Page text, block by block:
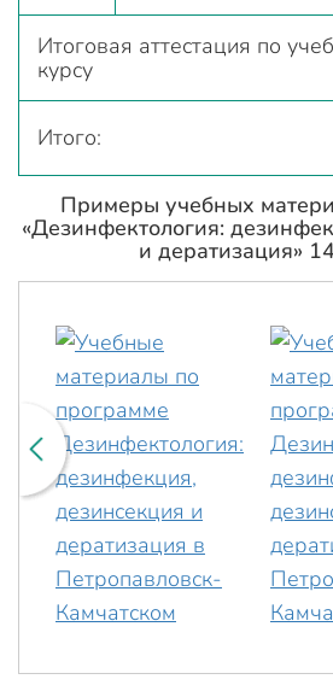
Итоговая аттестация по
курсу
Итого:
Примеры учебных
«Дезинфектология:
и дератизация»